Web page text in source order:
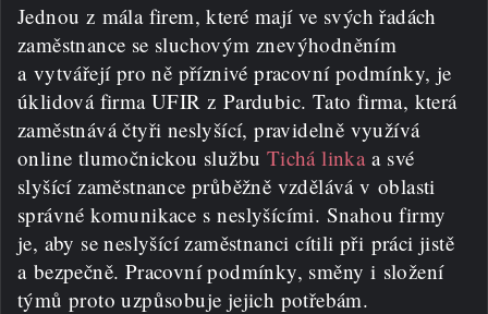
Jednou z mála firem, které mají ve svých řadách
zaměstnance se sluchovým znevýhodněním
a vytvářejí pro ně příznivé pracovní podmínky, je
úklidová firma UFIR z Pardubic. Tato firma, která
zaměstnává čtyři neslyšící, pravidelně využívá
online tlumočnickou službu Tichá linkaa své
slyšící zaměstnance průběžně vzdělává v oblasti
správné komunikace s neslyšícími. Snahou firmy
je, aby se neslyšící zaměstnanci cítili při práci jistě
a bezpečně. Pracovní podmínky, směny i složení
týmů proto uzpůsobuje jejich potřebám.